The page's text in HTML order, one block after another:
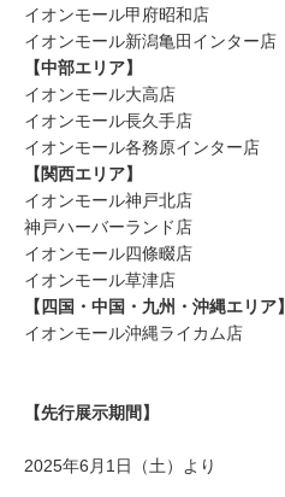
イオンモール甲府昭和店
イオンモール新潟亀田インター店
【中部エリア】
イオンモール大高店
イオンモール長久手店
イオンモール各務原インター店
【関西エリア】
イオンモール神戸北店
神戸ハーバーランド店
イオンモール四條畷店
イオンモール草津店
【四国・中国・九州・沖縄エリア】
イオンモール沖縄ライカム店
【先行展示期間】
2025年6月1日（土）より